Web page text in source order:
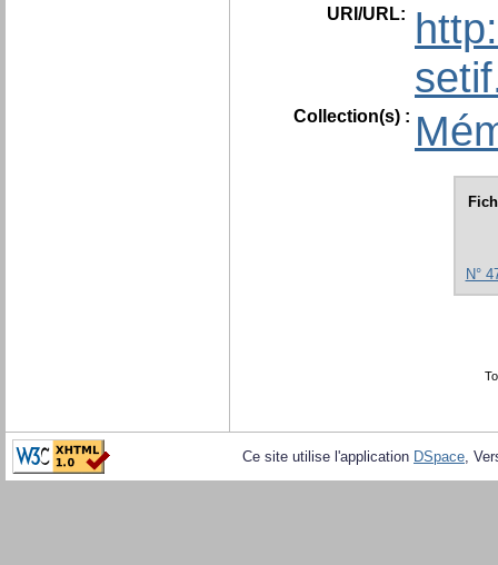
URI/URL:
Collection(s) :
N°
Ce site utilise l'application DSpace,